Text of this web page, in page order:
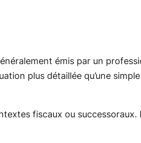
émis par un
plus détaillée qu’une
fiscaux ou successoraux.